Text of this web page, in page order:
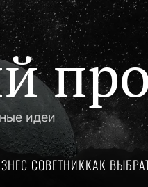
идеи
СОВЕТНИККАК